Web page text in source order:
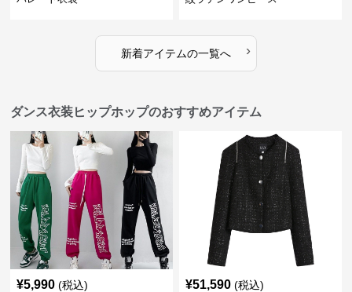
新着アイテムの一覧へ ›
ダンス衣装ヒップホップのおすすめアイテム
¥5,990 (税込) ¥51,590 (税込)